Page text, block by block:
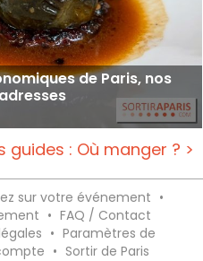
de Paris, nos
guides : Où manger ? >
sur votre événement •
• FAQ / Contact
• Paramètres de
• Sortir de Paris